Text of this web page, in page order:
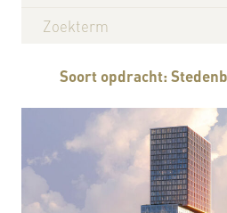
Soort opdracht: